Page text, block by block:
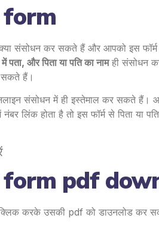
संसोधन कर सकते हैं और आपको इस
पता, और पिता या पति का नामही संसोधन
सकते हैं।
संसोधन में ही इस्तेमाल कर सकते हैं।
लिंक होता है तो इस फॉर्म से पिता या
pdf
करके उसकी pdf को डाउनलोड कर